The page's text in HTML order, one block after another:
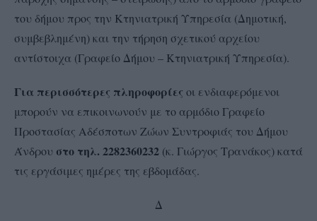
του δήμου προς την Κτηνιατρική Υπηρεσία (Δημοτική,
συμβεβλημένη) και την τήρηση σχετικού αρχείου
αντίστοιχα (Γραφείο Δήμου – Κτηνιατρική Υπηρεσία).
Για περισσότερες πληροφορίες οι ενδιαφερόμενοι
μπορούν να επικοινωνούν με το αρμόδιο Γραφείο
Προστασίας Αδέσποτων Ζώων Συντροφιάς του Δήμου
Άνδρου στο τηλ. 2282360232 (κ. Γιώργος Τρανάκος) κατά
τις εργάσιμες ημέρες της εβδομάδας.
Δ